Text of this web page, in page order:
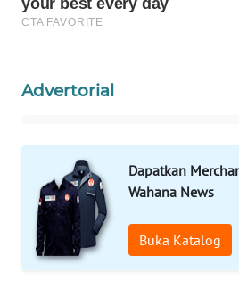
Advertorial
Dapatkan
Wahana News
Buka Katalog
WAHANA
WAHANA
WAHANA
HEALTH
WAHANA
DESA
WISATA